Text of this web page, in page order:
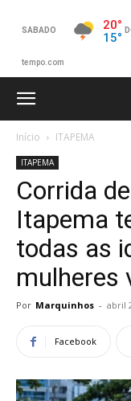
Início ITAPEMA
ITAPEMA
Corrida
Itapema
todas as
mulheres
Por Marquinhos - abril
Facebook